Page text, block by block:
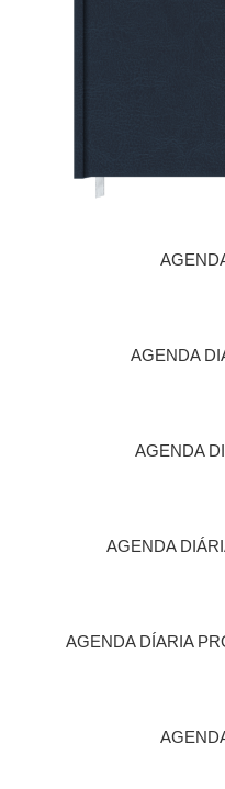
AGENDA
AGENDA
AGENDA
AGENDA DÍARIA